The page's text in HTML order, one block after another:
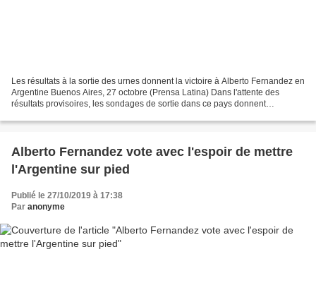
Les résultats à la sortie des urnes donnent la victoire à Alberto Fernandez en
Argentine Buenos Aires, 27 octobre (Prensa Latina) Dans l'attente des
résultats provisoires, les sondages de sortie dans ce pays donnent
Alberto Fernandez vote avec l'espoir de mettre
l'Argentine sur pied
Publié le 27/10/2019 à 17:38
Par anonyme